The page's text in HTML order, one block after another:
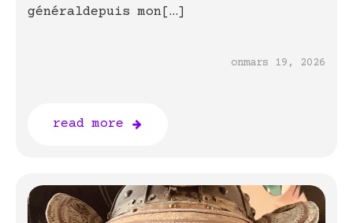
généraldepuis mon[…]
onmars 19, 2026
read more